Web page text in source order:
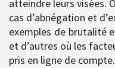
atteindre leurs visées.
cas d’abnégation et
exemples de brutalité
et d’autres où les
pris en ligne de compte.